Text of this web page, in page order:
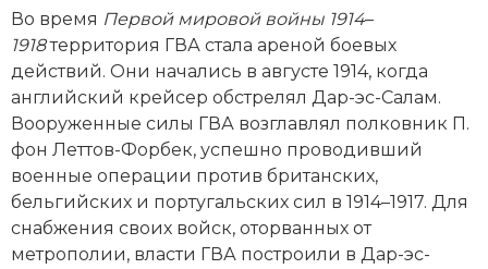
Во время Первой мировой вой­ны 1914–
1918территория ГВА стала ареной боевых
действий. Они начались в августе 1914, когда
английский крейсер обстрелял Дар-эс-Салам.
Вооруженные силы ГВА возглавлял полковник П.
фон Леттов-Форбек, успешно проводивший
военные операции против британских,
бельгийских и португальских сил в 1914–1917. Для
снабжения своих вой­ск, оторванных от
метрополии, власти ГВА построили в Дар-эс-